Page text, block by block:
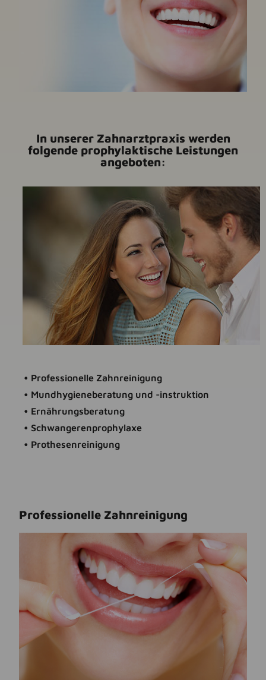
In unserer Zahnarztpraxis werden
folgende prophylaktische Leistungen
angeboten:
• Professionelle Zahnreinigung
• Mundhygieneberatung und -instruktion
• Ernährungsberatung
• Schwangerenprophylaxe
• Prothesenreinigung
Professionelle Zahnreinigung